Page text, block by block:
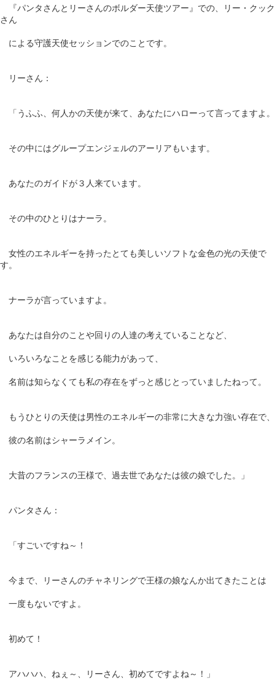
『パンタさんとリーさんのボルダー天使ツアー』での、リー・クック
さん
による守護天使セッションでのことです。
リーさん：
「うふふ、何人かの天使が来て、あなたにハローって言ってますよ。
その中にはグループエンジェルのアーリアもいます。
あなたのガイドが３人来ています。
その中のひとりはナーラ。
女性のエネルギーを持ったとても美しいソフトな金色の光の天使で
す。
ナーラが言っていますよ。
あなたは自分のことや回りの人達の考えていることなど、
いろいろなことを感じる能力があって、
名前は知らなくても私の存在をずっと感じとっていましたねって。
もうひとりの天使は男性のエネルギーの非常に大きな力強い存在で、
彼の名前はシャーラメイン。
大昔のフランスの王様で、過去世であなたは彼の娘でした。」
パンタさん：
「すごいですね～！
今まで、リーさんのチャネリングで王様の娘なんか出てきたことは
一度もないですよ。
初めて！
アハハハ、ねぇ～、リーさん、初めてですよね～！」